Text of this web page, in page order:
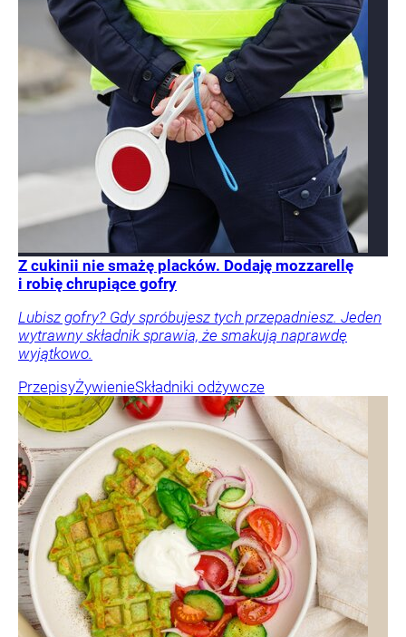
Z cukinii nie smażę placków. Dodaję mozzarellę
i robię chrupiące gofry
Lubisz gofry? Gdy spróbujesz tych przepadniesz. Jeden
wytrawny składnik sprawia, że smakują naprawdę
wyjątkowo.
PrzepisyŻywienieSkładniki odżywcze